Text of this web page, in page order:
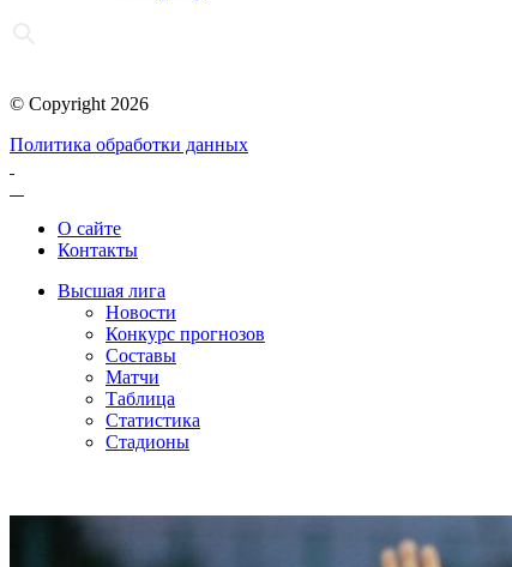
© Copyright 2026
Политика обработки данных
О сайте
Контакты
Высшая лига
Новости
Конкурс прогнозов
Составы
Матчи
Таблица
Статистика
Стадионы